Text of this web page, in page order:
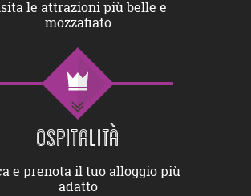
le attrazioni più belle e
mozzafiato
OSPITALITÀ
e prenota il tuo alloggio più
adatto